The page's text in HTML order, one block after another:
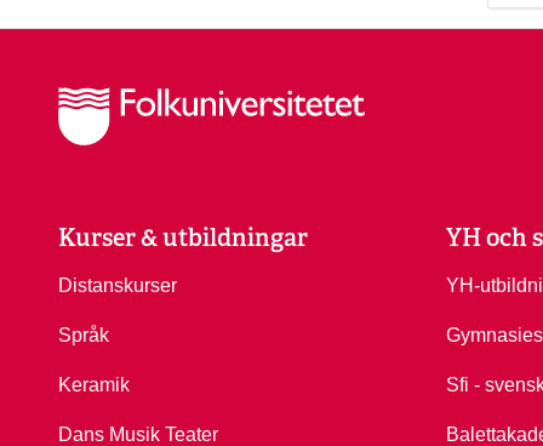
Kurser & utbildningar
Distanskurser
Språk
Keramik
Dans Musik Teater
YH och
YH-
Sfi -